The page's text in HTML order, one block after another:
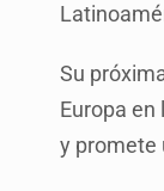
Su
Europa
y promete